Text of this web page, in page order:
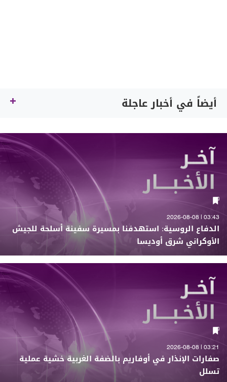
أيضاً في أخبار عاجلة
03:43 | 2026-08-08
الدفاع الروسية: استهدفنا بمسيرة سفينة أسلحة للجيش
الأوكراني شرق أوديسا
03:21 | 2026-08-08
صفارات الإنذار في أوفاريم بالضفة الغربية خشية عملية
تسلل